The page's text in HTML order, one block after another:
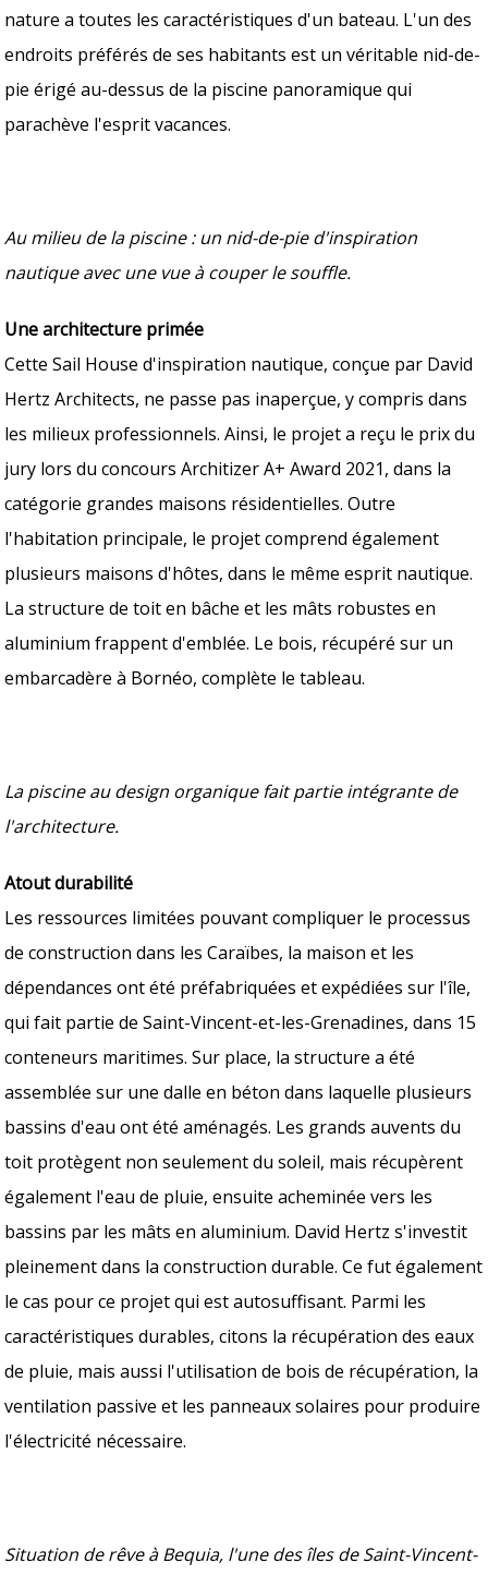
nature a toutes les caractéristiques d'un bateau. L'un des
endroits préférés de ses habitants est un véritable nid-de-
pie érigé au-dessus de la piscine panoramique qui
parachève l'esprit vacances.
Au milieu de la piscine : un nid-de-pie d'inspiration
nautique avec une vue à couper le souffle.
Une architecture primée
Cette Sail House d'inspiration nautique, conçue par David
Hertz Architects, ne passe pas inaperçue, y compris dans
les milieux professionnels. Ainsi, le projet a reçu le prix du
jury lors du concours Architizer A+ Award 2021, dans la
catégorie grandes maisons résidentielles. Outre
l'habitation principale, le projet comprend également
plusieurs maisons d'hôtes, dans le même esprit nautique.
La structure de toit en bâche et les mâts robustes en
aluminium frappent d'emblée. Le bois, récupéré sur un
embarcadère à Bornéo, complète le tableau.
La piscine au design organique fait partie intégrante de
l'architecture.
Atout durabilité
Les ressources limitées pouvant compliquer le processus
de construction dans les Caraïbes, la maison et les
dépendances ont été préfabriquées et expédiées sur l'île,
qui fait partie de Saint-Vincent-et-les-Grenadines, dans 15
conteneurs maritimes. Sur place, la structure a été
assemblée sur une dalle en béton dans laquelle plusieurs
bassins d'eau ont été aménagés. Les grands auvents du
toit protègent non seulement du soleil, mais récupèrent
également l'eau de pluie, ensuite acheminée vers les
bassins par les mâts en aluminium. David Hertz s'investit
pleinement dans la construction durable. Ce fut également
le cas pour ce projet qui est autosuffisant. Parmi les
caractéristiques durables, citons la récupération des eaux
de pluie, mais aussi l'utilisation de bois de récupération, la
ventilation passive et les panneaux solaires pour produire
l'électricité nécessaire.
Situation de rêve à Bequia, l'une des îles de Saint-Vincent-